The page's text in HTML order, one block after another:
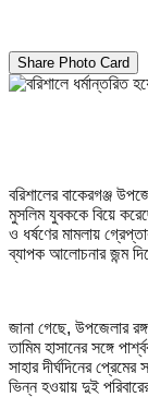
Share Photo Card
বরিশালের বাকেরগঞ্জ
মুসলিম যুবককে বিয়ে
ও ধর্ষণের মামলায়
ব্যাপক আলোচনার জন্ম
জানা গেছে, উপজেলার
তামিম হাসানের সঙ্গে
সাহার দীর্ঘদিনের
ভিন্ন হওয়ায় দুই